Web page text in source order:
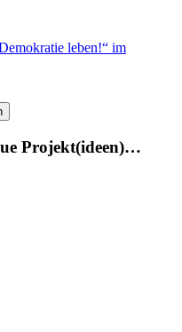
leben!“ im
Projekt(ideen)…